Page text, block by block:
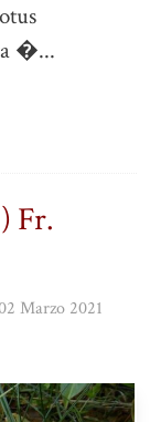
�...
Fr.
Marzo 2021